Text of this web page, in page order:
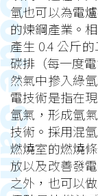
氫也可以為電
的煉鋼產業。
產生 0.4 公斤
碳排（每一度
然氣中摻入綠
電技術是指在
氫氣，形成氫
技術。採用混
燃燒室的燃燒
放以及改善發
之外，也可以